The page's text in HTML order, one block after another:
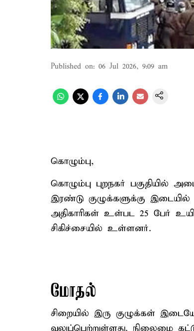
Published on: 06 Jul 2026, 9:09 am
கொழும்பு,
கொழும்பு புறநகர் பகுதியில்
இரண்டு குழுக்களுக்கு
அதிகாரிகள் உள்பட 25 பேர்
சிகிச்சையில் உள்ளனர்.
மோதல்
சிறையில் இரு குழுக்கள்
வலுப்பெற்றுள்ளது. நிலைமை